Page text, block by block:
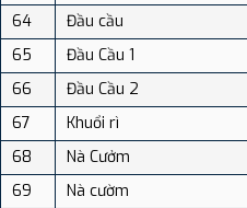
64
Đầu cầu
65
Đầu Cầu 1
66
Đầu Cầu 2
67
Khuổi rì
68
Nà Cưởm
69
Nà cườm